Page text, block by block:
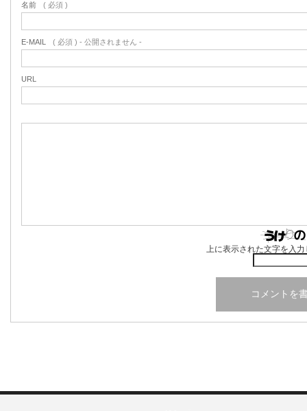
名前 ( 必須 )
E-MAIL ( 必須 ) - 公開されません -
URL
上に表示された文字を入